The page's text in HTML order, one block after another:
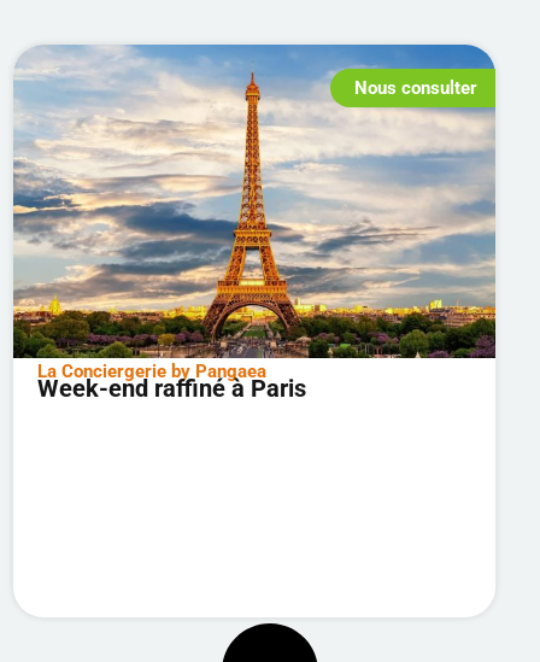
Nous consulter
La Conciergerie by Pangaea
Week-end raffiné à Paris